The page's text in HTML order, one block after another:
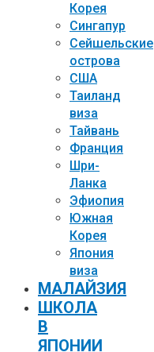
Корея
Сингапур
Сейшельские
острова
США
Таиланд
виза
Тайвань
Франция
Шри-
Ланка
Эфиопия
Южная
Корея
Япония
виза
МАЛАЙЗИЯ
ШКОЛА
В
ЯПОНИИ